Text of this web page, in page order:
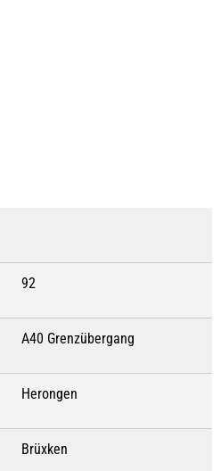
92
A40 Grenzübergang
Herongen
Brüxken